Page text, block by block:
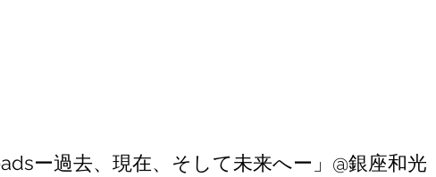
ー過去、現在、そして未来へー」@銀座和光